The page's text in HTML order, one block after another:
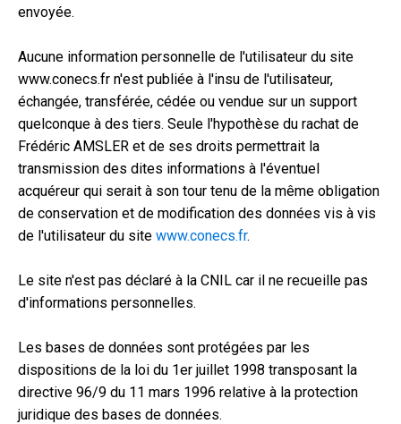
envoyée.
Aucune information personnelle de l'utilisateur du site
www.conecs.fr n'est publiée à l'insu de l'utilisateur,
échangée, transférée, cédée ou vendue sur un support
quelconque à des tiers. Seule l'hypothèse du rachat de
Frédéric AMSLER et de ses droits permettrait la
transmission des dites informations à l'éventuel
acquéreur qui serait à son tour tenu de la même obligation
de conservation et de modification des données vis à vis
de l'utilisateur du site www.conecs.fr.
Le site n'est pas déclaré à la CNIL car il ne recueille pas
d'informations personnelles.
Les bases de données sont protégées par les
dispositions de la loi du 1er juillet 1998 transposant la
directive 96/9 du 11 mars 1996 relative à la protection
juridique des bases de données.